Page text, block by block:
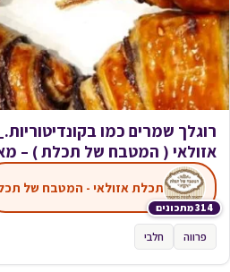
רוגלך שמרים כמו
אזולאי ( המטבח של תכלת ) –
314 מתכונים
תכלת אזולאי - המטבח של
פרווה חלבי